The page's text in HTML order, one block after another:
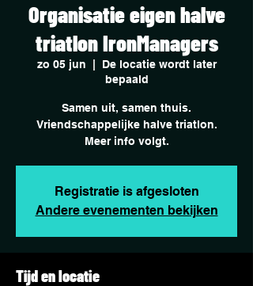
Organisatie eigen halve
triatlon IronManagers
zo 05 jun
De locatie wordt later
bepaald
Samen uit, samen thuis.
Vriendschappelijke halve triatlon.
Meer info volgt.
Registratie is afgesloten
Andere evenementen bekijken
Tijd en locatie